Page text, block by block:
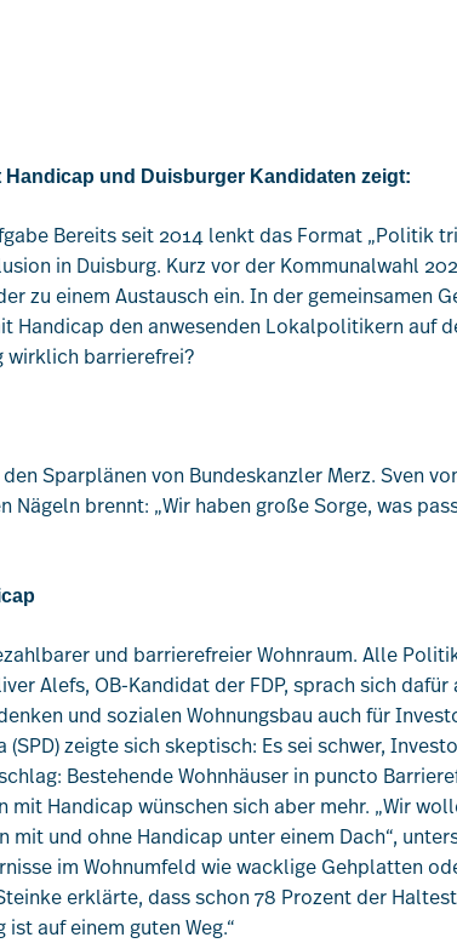
und Duisburger Kandidaten zeigt:
Bereits seit 2014 lenkt das Format „Politik
in Duisburg. Kurz vor der Kommunalwahl
zu einem Austausch ein. In der gemeinsamen
Handicap den anwesenden Lokalpolitikern auf
wirklich barrierefrei?
Sparplänen von Bundeskanzler Merz. Sven
Nägeln brennt: „Wir haben große Sorge, was
und barrierefreier Wohnraum. Alle
Alefs, OB-Kandidat der FDP, sprach sich dafür
und sozialen Wohnungsbau auch für
zeigte sich skeptisch: Es sei schwer,
Bestehende Wohnhäuser in puncto
Handicap wünschen sich aber mehr. „Wir
mit und ohne Handicap unter einem Dach“,
im Wohnumfeld wie wacklige Gehplatten
erklärte, dass schon 78 Prozent der
auf einem guten Weg.“